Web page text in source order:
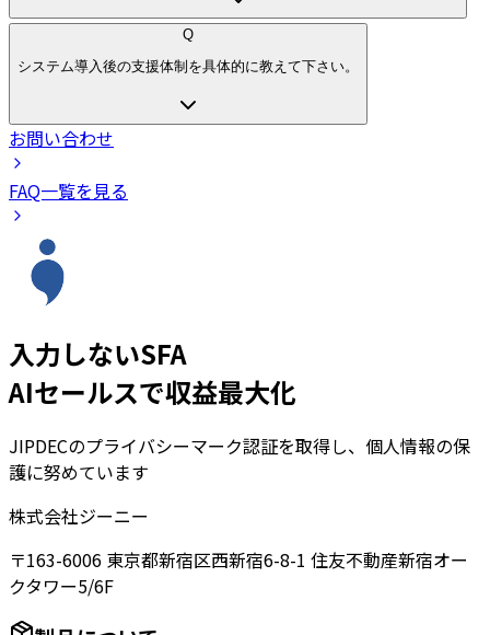
Q
システム導入後の支援体制を具体的に教えて下さい。
お問い合わせ
FAQ一覧を見る
入力しないSFA
AIセールスで収益最大化
JIPDECのプライバシーマーク認証を取得し、個人情報の保
護に努めています
株式会社ジーニー
〒163-6006 東京都新宿区西新宿6-8-1 住友不動産新宿オー
クタワー5/6F